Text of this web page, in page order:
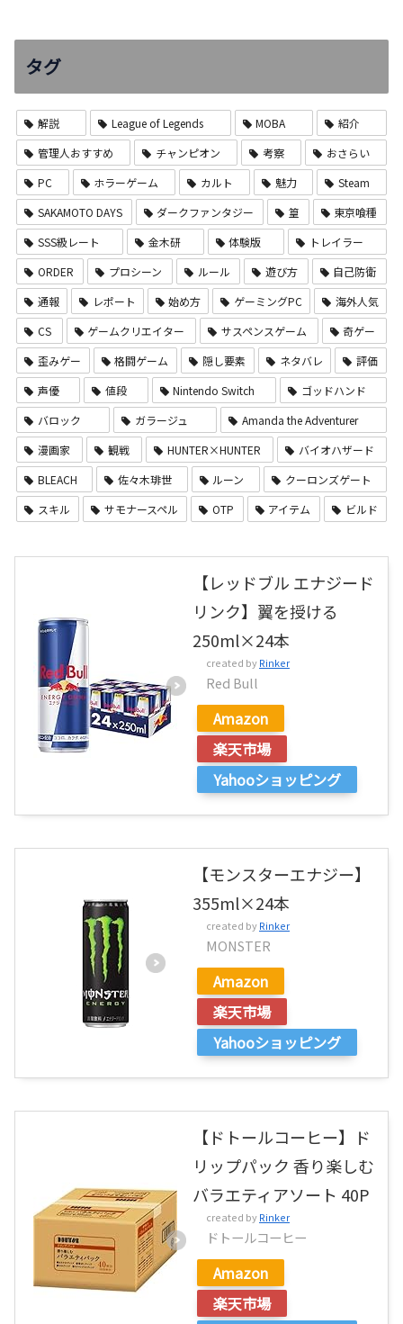
タグ
解説 League of Legends MOBA
紹介
管理人おすすめ
チャンピオン 考察
おさらい
PC
ホラーゲーム カルト 魅力
Steam
SAKAMOTO DAYS
ダークファンタジー 篁
東京喰種
SSS級レート
金木研 体験版
トレイラー
ORDER
プロシーン ルール 遊び方
自己防衛
通報
レポート 始め方 ゲーミングPC
海外人気
CS
ゲームクリエイター サスペンスゲーム
奇ゲー
歪みゲー
格闘ゲーム 隠し要素 ネタバレ
評価
声優
値段 Nintendo Switch
ゴッドハンド
バロック
ガラージュ
Amanda the Adventurer
漫画家
観戦 HUNTER×HUNTER
バイオハザード
BLEACH
佐々木琲世 ルーン
クーロンズゲート
スキル
サモナースペル OTP アイテム ビルド
【レッドブル エナジード
リンク】翼を授ける
250ml×24本
created byRinker
Red Bull
Amazon
楽天市場
Yahooショッピング
【モンスターエナジー】
355ml×24本
created byRinker
MONSTER
Amazon
楽天市場
Yahooショッピング
【ドトールコーヒー】ド
リップパック 香り楽しむ
バラエティアソート 40P
created byRinker
ドトールコーヒー
Amazon
楽天市場